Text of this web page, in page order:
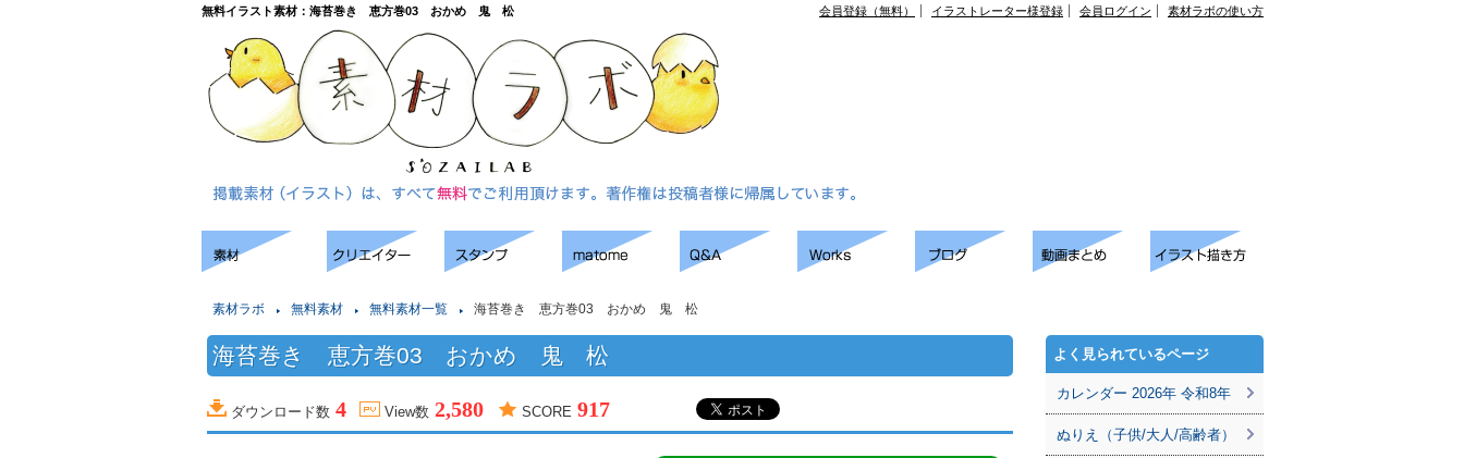
無料イラスト素材：海苔巻き 恵方巻03 おかめ 鬼 松 会員登録（無料） イラストレーター様登録 会員ログイン 素材ラボの使い方
素材ラボ 無料素材 無料素材一覧 海苔巻き 恵方巻03 おかめ 鬼 松
海苔巻き 恵方巻03 おかめ 鬼 松
ダウンロード数 4 View数 2,580 SCORE 917
よく見られているページ
カレンダー 2026年 令和8年
ぬりえ（子供/大人/高齢者）